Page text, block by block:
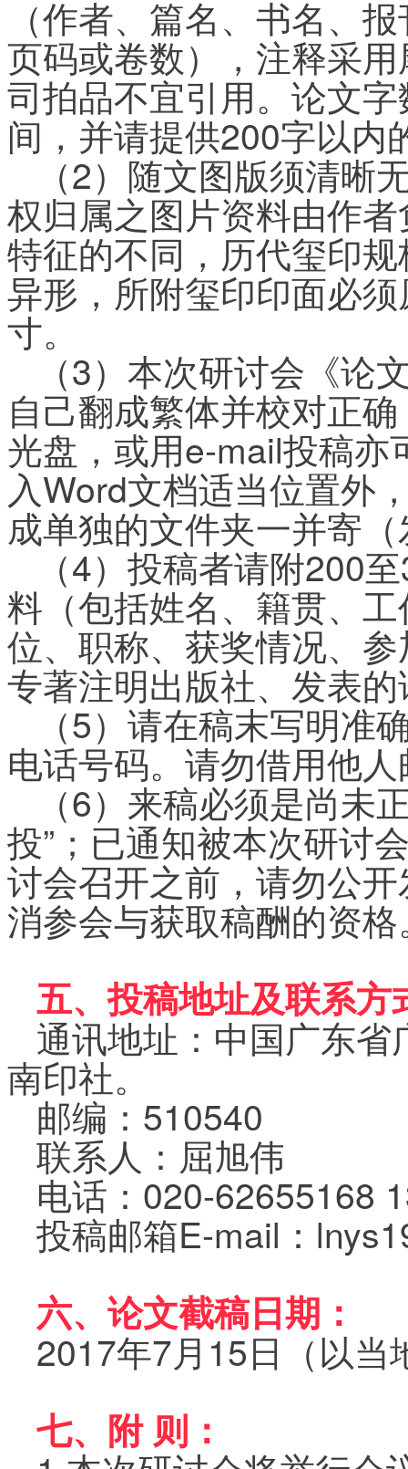
（作者、篇名、书名、
页码或卷数），注释采
司拍品不宜引用。论文
间，并请提供200字以内
（2）随文图版须清晰
权归属之图片资料由作
特征的不同，历代玺印
异形，所附玺印印面必
寸。
（3）本次研讨会《论
自己翻成繁体并校对正
光盘，或用e-mail投稿
入Word文档适当位置外
成单独的文件夹一并寄
（4）投稿者请附200
料（包括姓名、籍贯、
位、职称、获奖情况、
专著注明出版社、发表
（5）请在稿末写明准
电话号码。请勿借用他
（6）来稿必须是尚未
投”；已通知被本次研讨
讨会召开之前，请勿公
消参会与获取稿酬的资
五、投稿地址及联系方
通讯地址：中国广东
南印社。
邮编：510540
联系人：屈旭伟
电话：020-62655168
投稿邮箱E-mail：
六、论文截稿日期：
2017年7月15日（以当
七、附 则：